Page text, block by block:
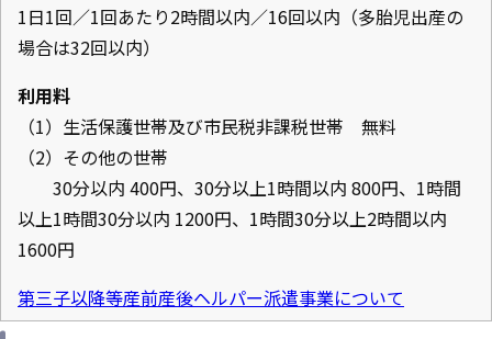
1日1回／1回あたり2時間以内／16回以内（多胎児出産の
場合は32回以内）
利用料
（1）生活保護世帯及び市民税非課税世帯 無料
（2）その他の世帯
30分以内 400円、30分以上1時間以内 800円、1時間
以上1時間30分以内 1200円、1時間30分以上2時間以内
1600円
第三子以降等産前産後ヘルパー派遣事業について